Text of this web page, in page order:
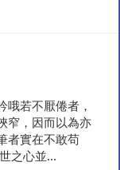
哦若不厭倦者，
窄，因而以為亦
者實在不敢苟
之心並...